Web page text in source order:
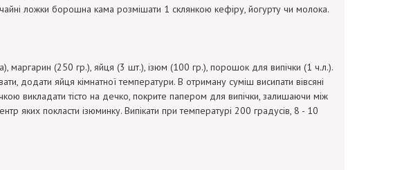
чайні ложки борошна кама розмішати 1 склянкою кефіру, йогурту чи молока.
маргарин (250 гр.), яйця (3 шт.), ізюм (100 гр.), порошок для випічки (1 ч.л.).
додати яйця кімнатної температури. В отриману суміш висипати вівсяні
викладати тісто на дечко, покрите папером для випічки, залишаючи між
покласти ізюминку. Випікати при температурі 200 градусів, 8 - 10